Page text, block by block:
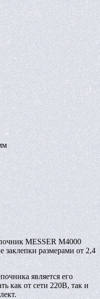
MESSER M4000
заклепки размерами от 2,4
является его
как от сети 220В, так и